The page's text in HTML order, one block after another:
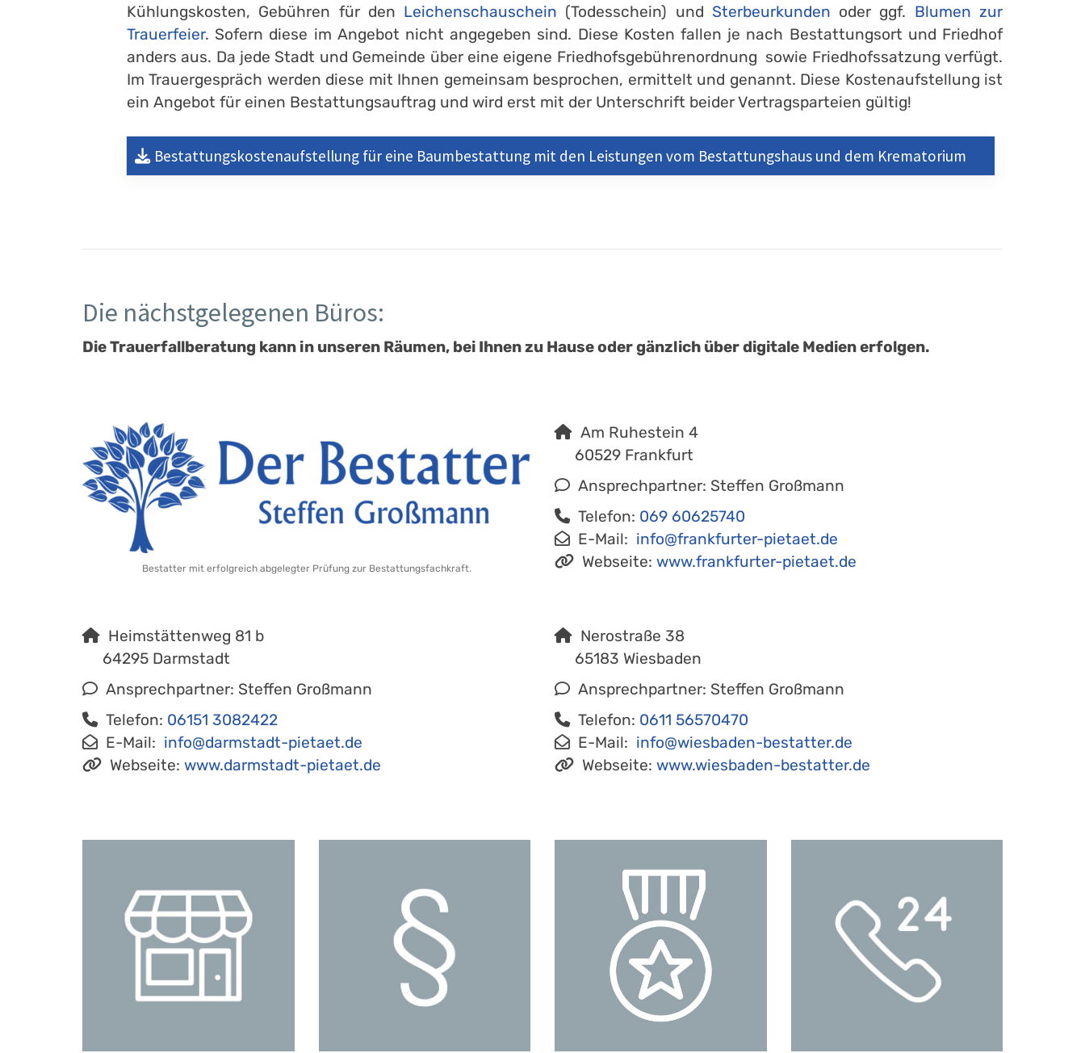
Kühlungskosten, Gebühren für den Leichenschauschein (Todesschein) und Sterbeurkunden oder ggf. Blumen zur
Trauerfeier. Sofern diese im Angebot nicht angegeben sind. Diese Kosten fallen je nach Bestattungsort und Friedhof
anders aus. Da jede Stadt und Gemeinde über eine eigene Friedhofsgebührenordnung sowie Friedhofssatzung verfügt.
Im Trauergespräch werden diese mit Ihnen gemeinsam besprochen, ermittelt und genannt. Diese Kostenaufstellung ist
ein Angebot für einen Bestattungsauftrag und wird erst mit der Unterschrift beider Vertragsparteien gültig!
Bestattungskostenaufstellung für eine Baumbestattung mit den Leistungen vom Bestattungshaus und dem Krematorium
Die nächstgelegenen Büros:
Die Trauerfallberatung kann in unseren Räumen, bei Ihnen zu Hause oder gänzlich über digitale Medien erfolgen.
Bestatter mit erfolgreich abgelegter Prüfung zur Bestattungsfachkraft.
Am Ruhestein 4
60529 Frankfurt
Ansprechpartner: Steffen Großmann
Telefon: 069 60625740
E-Mail: info@frankfurter-pietaet.de
Webseite: www.frankfurter-pietaet.de
Heimstättenweg 81 b
64295 Darmstadt
Ansprechpartner: Steffen Großmann
Telefon: 06151 3082422
E-Mail: info@darmstadt-pietaet.de
Webseite: www.darmstadt-pietaet.de
Nerostraße 38
65183 Wiesbaden
Ansprechpartner: Steffen Großmann
Telefon: 0611 56570470
E-Mail: info@wiesbaden-bestatter.de
Webseite: www.wiesbaden-bestatter.de